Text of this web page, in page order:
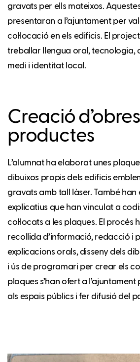
gravats per ells mateixos.
presentaran a l’ajuntament per
col·locació en els edificis. El
treballar llengua oral, tecnologia,
medi i identitat local.
Creació
productes
L’alumnat ha elaborat unes
dibuixos propis dels edificis
gravats amb tall làser. També
explicatius que han vinculat a
col·locats a les plaques. El procés
recollida d’informació, redacció i
explicacions orals, disseny dels
i ús de programari per crear els
plaques s’han ofert a
als espais públics i fer difusió del